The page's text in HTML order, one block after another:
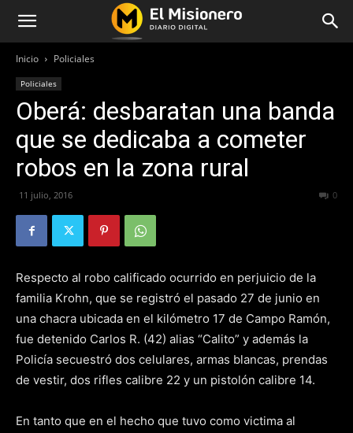
Inicio Policiales
Policiales
Oberá: desbaratan una banda
que se dedicaba a cometer
robos en la zona rural
11 julio, 2016 0
Respecto al robo calificado ocurrido en perjuicio de la
familia Krohn, que se registró el pasado 27 de junio en
una chacra ubicada en el kilómetro 17 de Campo Ramón,
fue detenido Carlos R. (42) alias “Calito” y además la
Policía secuestró dos celulares, armas blancas, prendas
de vestir, dos rifles calibre 22 y un pistolón calibre 14.
En tanto que en el hecho que tuvo como victima al